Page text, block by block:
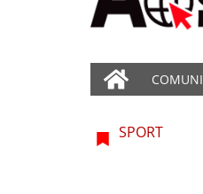
COMUNI
SPORT